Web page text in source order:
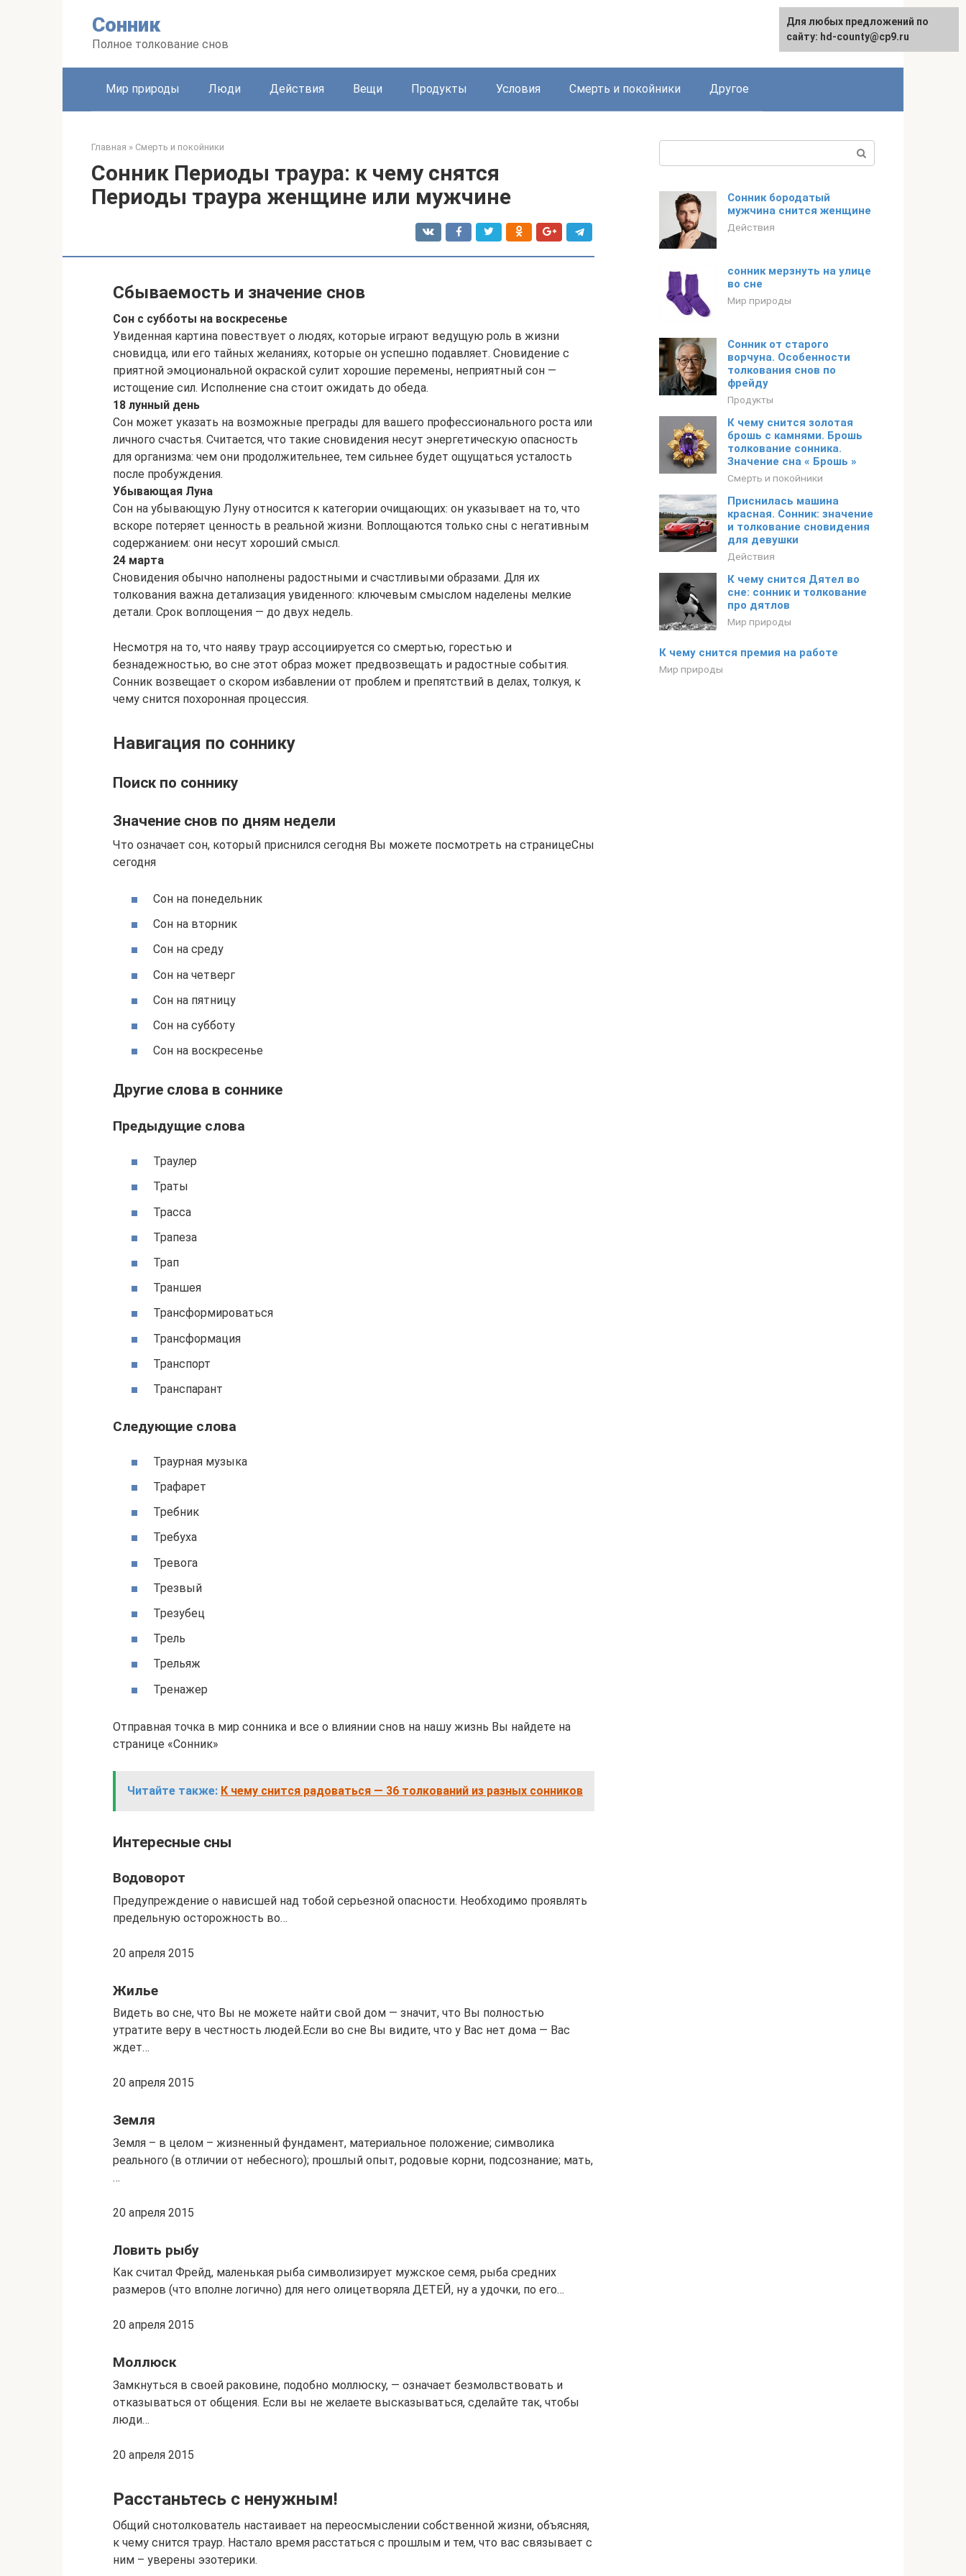
Сонник
Полное толкование снов
Мир природы Люди Действия Вещи Продукты Условия Смерть и покойники Другое
Главная » Смерть и покойники
Сонник Периоды траура: к чему снятся
Периоды траура женщине или мужчине
Сбываемость и значение снов
Сон с субботы на воскресенье
Увиденная картина повествует о людях, которые играют ведущую роль в жизни
сновидца, или его тайных желаниях, которые он успешно подавляет. Сновидение с
приятной эмоциональной окраской сулит хорошие перемены, неприятный сон —
истощение сил. Исполнение сна стоит ожидать до обеда.
18 лунный день
Сон может указать на возможные преграды для вашего профессионального роста или
личного счастья. Считается, что такие сновидения несут энергетическую опасность
для организма: чем они продолжительнее, тем сильнее будет ощущаться усталость
после пробуждения.
Убывающая Луна
Сон на убывающую Луну относится к категории очищающих: он указывает на то, что
вскоре потеряет ценность в реальной жизни. Воплощаются только сны с негативным
содержанием: они несут хороший смысл.
24 марта
Сновидения обычно наполнены радостными и счастливыми образами. Для их
толкования важна детализация увиденного: ключевым смыслом наделены мелкие
детали. Срок воплощения — до двух недель.
Несмотря на то, что наяву траур ассоциируется со смертью, горестью и
безнадежностью, во сне этот образ может предвозвещать и радостные события.
Сонник возвещает о скором избавлении от проблем и препятствий в делах, толкуя, к
чему снится похоронная процессия.
Навигация по соннику
Поиск по соннику
Значение снов по дням недели
Что означает сон, который приснился сегодня Вы можете посмотреть на страницеСны
сегодня
Сон на понедельник
Сон на вторник
Сон на среду
Сон на четверг
Сон на пятницу
Сон на субботу
Сон на воскресенье
Другие слова в соннике
Предыдущие слова
Траулер
Траты
Трасса
Трапеза
Трап
Траншея
Трансформироваться
Трансформация
Транспорт
Транспарант
Следующие слова
Траурная музыка
Трафарет
Требник
Требуха
Тревога
Трезвый
Трезубец
Трель
Трельяж
Тренажер
Отправная точка в мир сонника и все о влиянии снов на нашу жизнь Вы найдете на
странице «Сонник»
Читайте также: К чему снится радоваться — 36 толкований из разных сонников
Интересные сны
Водоворот
Предупреждение о нависшей над тобой серьезной опасности. Необходимо проявлять
предельную осторожность во…
20 апреля 2015
Жилье
Видеть во сне, что Вы не можете найти свой дом — значит, что Вы полностью
утратите веру в честность людей.Если во сне Вы видите, что у Вас нет дома — Вас
ждет…
20 апреля 2015
Земля
Земля – в целом – жизненный фундамент, материальное положение; символика
реального (в отличии от небесного); прошлый опыт, родовые корни, подсознание; мать,
…
20 апреля 2015
Ловить рыбу
Как считал Фрейд, маленькая рыба символизирует мужское семя, рыба средних
размеров (что вполне логично) для него олицетворяла ДЕТЕЙ, ну а удочки, по его…
20 апреля 2015
Моллюск
Замкнуться в своей раковине, подобно моллюску, — означает безмолвствовать и
отказываться от общения. Если вы не желаете высказываться, сделайте так, чтобы
люди…
20 апреля 2015
Расстаньтесь с ненужным!
Общий снотолкователь настаивает на переосмыслении собственной жизни, объясняя,
к чему снится траур. Настало время расстаться с прошлым и тем, что вас связывает с
ним – уверены эзотерики.
Сонник бородатый
мужчина снится женщине
Действия
сонник мерзнуть на улице
во сне
Мир природы
Сонник от старого
ворчуна. Особенности
толкования снов по
фрейду
Продукты
К чему снится золотая
брошь с камнями. Брошь
толкование сонника.
Значение сна « Брошь »
Смерть и покойники
Приснилась машина
красная. Сонник: значение
и толкование сновидения
для девушки
Действия
К чему снится Дятел во
сне: сонник и толкование
про дятлов
Мир природы
К чему снится премия на работе
Мир природы
Для любых предложений по
сайту: hd-county@cp9.ru